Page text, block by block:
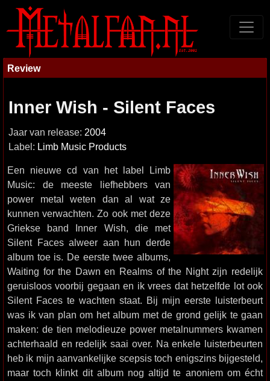
Review
Inner Wish - Silent Faces
Jaar van release: 2004
Label: Limb Music Products
Een nieuwe cd van het label Limb
Music: de meeste liefhebbers van
power metal weten dan al wat ze
kunnen verwachten. Zo ook met deze
Griekse band Inner Wish, die met
Silent Faces alweer aan hun derde
album toe is. De eerste twee albums,
Waiting for the Dawn en Realms of the Night zijn redelijk
geruisloos voorbij gegaan en ik vrees dat hetzelfde lot ook
Silent Faces te wachten staat. Bij mijn eerste luisterbeurt
was ik van plan om het album met de grond gelijk te gaan
maken: de tien melodieuze power metalnummers kwamen
achterhaald en redelijk saai over. Na enkele luisterbeurten
heb ik mijn aanvankelijke scepsis toch enigszins bijgesteld,
maar toch klinkt dit album nog altijd te anoniem om écht